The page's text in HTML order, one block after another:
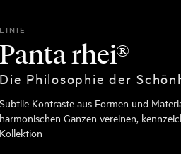
LINIE
Panta rhei®
Die Philosophie der
Subtile Kontraste aus Formen und
harmonischen Ganzen vereinen,
Kollektion